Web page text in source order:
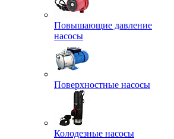
Повышающие давление
насосы
Поверхностные насосы
Колодезные насосы